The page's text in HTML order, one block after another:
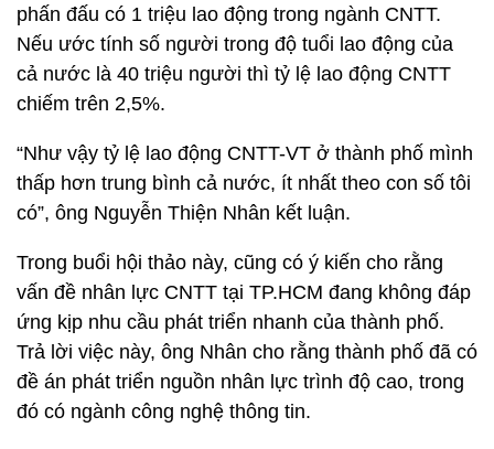
phấn đấu có 1 triệu lao động trong ngành CNTT.
Nếu ước tính số người trong độ tuổi lao động của
cả nước là 40 triệu người thì tỷ lệ lao động CNTT
chiếm trên 2,5%.
“Như vậy tỷ lệ lao động CNTT-VT ở thành phố mình
thấp hơn trung bình cả nước, ít nhất theo con số tôi
có”, ông Nguyễn Thiện Nhân kết luận.
Trong buổi hội thảo này, cũng có ý kiến cho rằng
vấn đề nhân lực CNTT tại TP.HCM đang không đáp
ứng kịp nhu cầu phát triển nhanh của thành phố.
Trả lời việc này, ông Nhân cho rằng thành phố đã có
đề án phát triển nguồn nhân lực trình độ cao, trong
đó có ngành công nghệ thông tin.